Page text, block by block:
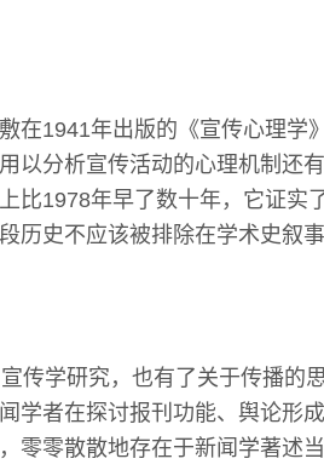
在1941年出版的《宣传心理学
以分析宣传活动的心理机制还
比1978年早了数十年，它证实
历史不应该被排除在学术史叙事
传学研究，也有了关于传播的
学者在探讨报刊功能、舆论形
零零散散地存在于新闻学著述